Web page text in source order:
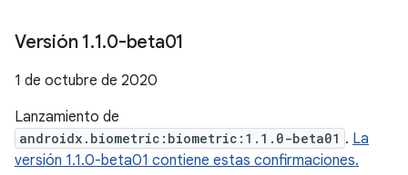
Versión 1.1.0-beta01
1 de octubre de 2020
Lanzamiento de
androidx.biometric:biometric:1.1.0-beta01 . La
versión 1.1.0-beta01 contiene estas confirmaciones.